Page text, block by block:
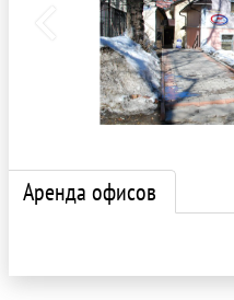
Аренда офисов